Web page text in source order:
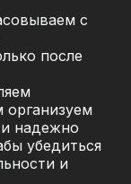
с
после
организуем
надежно
убедиться
и